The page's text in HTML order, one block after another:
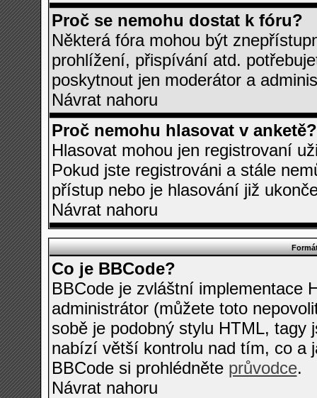
Proč se nemohu dostat k fóru?
Některá fóra mohou být
prohlížení, přispívání atd.
poskytnout jen moderátor a
Návrat nahoru
Proč nemohu hlasovat v anketě?
Hlasovat mohou jen registrovaní
Pokud jste registrováni a stále
přístup nebo je hlasování již
Návrat nahoru
Co je BBCode?
BBCode je zvláštní implementace
administrátor (můžete toto
sobě je podobný stylu HTML, tagy
nabízí větší kontrolu nad tím, co a
BBCode si prohlédněte průvodce.
Návrat nahoru